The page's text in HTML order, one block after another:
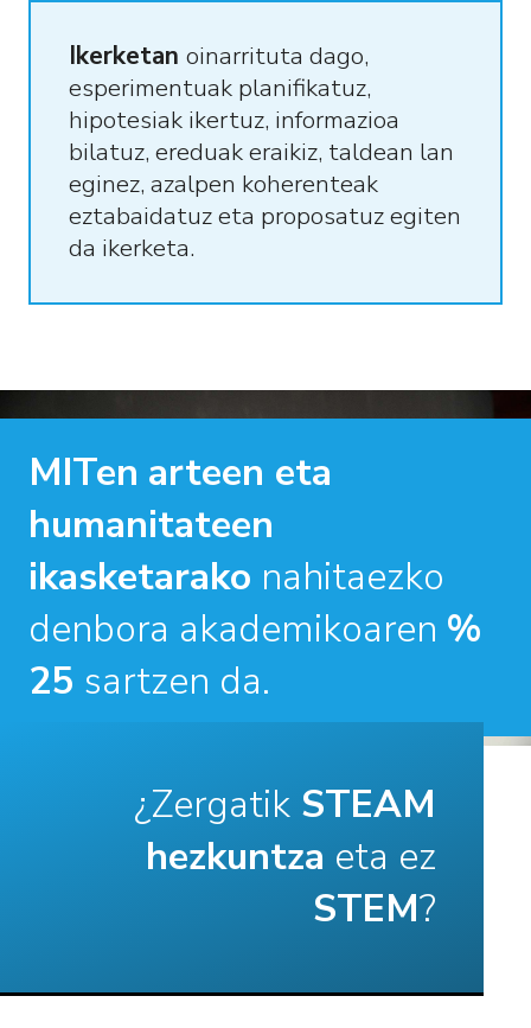
Ikerketan oinarrituta dago,
esperimentuak planifikatuz,
hipotesiak ikertuz, informazioa
bilatuz, ereduak eraikiz, taldean lan
eginez, azalpen koherenteak
eztabaidatuz eta proposatuz egiten
da ikerketa.
MITen arteen eta
humanitateen
ikasketarako nahitaezko
denbora akademikoaren %
25 sartzen da.
¿Zergatik STEAM
hezkuntza eta ez
STEM?